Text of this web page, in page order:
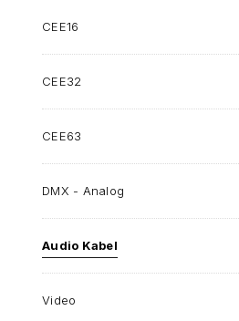
CEE16
CEE32
CEE63
DMX - Analog
Audio Kabel
Video